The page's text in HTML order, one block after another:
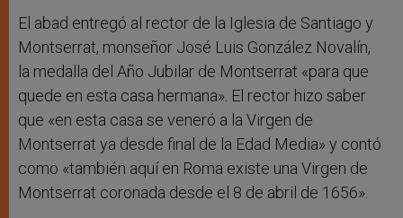
El abad entregó al rector de la Iglesia de Santiago y
Montserrat, monseñor José Luis González Novalín,
la medalla del Año Jubilar de Montserrat «para que
quede en esta casa hermana». El rector hizo saber
que «en esta casa se veneró a la Virgen de
Montserrat ya desde final de la Edad Media» y contó
como «también aquí en Roma existe una Virgen de
Montserrat coronada desde el 8 de abril de 1656».